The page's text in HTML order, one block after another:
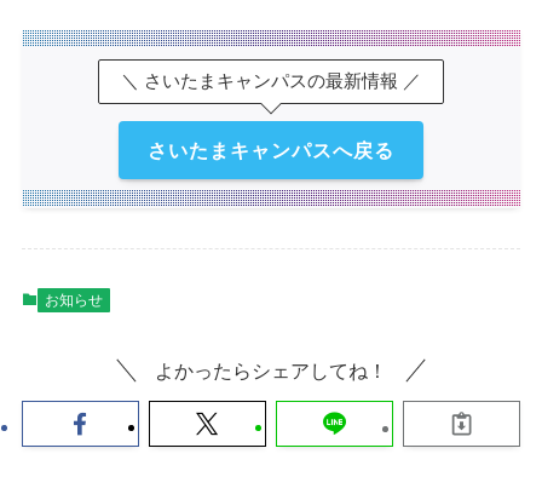
＼ さいたまキャンパスの最新情報 ／
さいたまキャンパスへ戻る
お知らせ
よかったらシェアしてね！